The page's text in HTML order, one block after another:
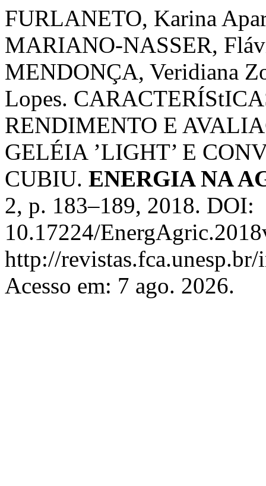
FURLANETO, Karina
MARIANO-NASSER,
MENDONÇA, Veridiana
Lopes.
RENDIMENTO E
GELÉIA ’LIGHT’ E
CUBIU. ENERGIA NA
2, p. 183–189, 2018. DOI:
10.17224/
http://
Acesso em: 7 ago. 2026.